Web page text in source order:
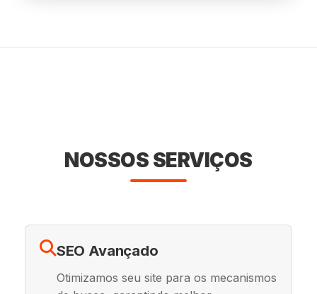
NOSSOS SERVIÇOS
SEO Avançado
Otimizamos seu site para os mecanismos